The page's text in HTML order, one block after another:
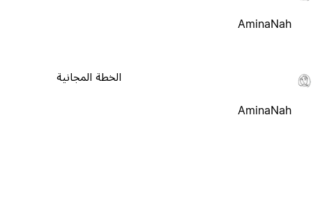
AminaNah
AminaNah
الخطة المجانية